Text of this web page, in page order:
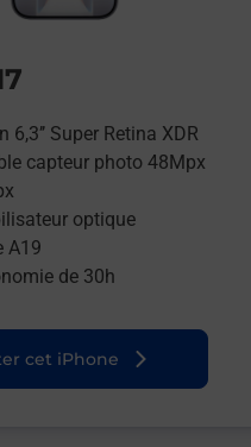
6,3’’ Super Retina XDR
capteur photo 48Mpx
optique
A19
de 30h
cet iPhone